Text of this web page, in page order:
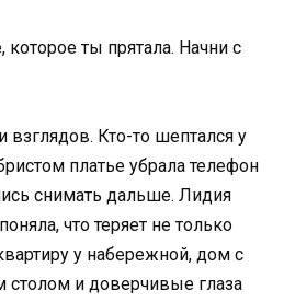
ты прятала. Начни с
взглядов. Кто-то шептался у
платье убрала телефон
снимать дальше. Лидия
что теряет не только
у набережной, дом с
столом и доверчивые глаза